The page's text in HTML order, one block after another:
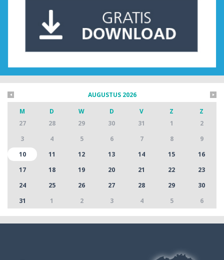
AUGUSTUS 2026
M
D W D V Z
Z
27
28 29 30 31 1
2
3
4 5 6 7 8
9
10
11 12 13 14 15
16
17
18 19 20 21 22
23
24
25 26 27 28 29
30
31
1 2 3 4 5 6